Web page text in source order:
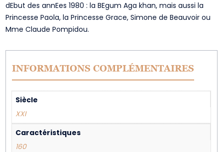
dEbut des annEes 1980 : la BEgum Aga khan, mais aussi la
Princesse Paola, la Princesse Grace, Simone de Beauvoir ou
Mme Claude Pompidou.
INFORMATIONS COMPLÉMENTAIRES
Siècle
XXI
Caractéristiques
160